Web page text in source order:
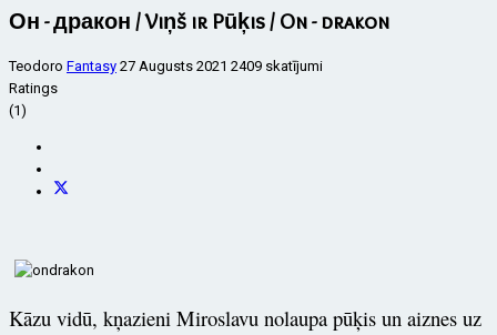
Он - дракон / Viņš ir Pūķis / On - drakon
Teodoro Fantasy 27 Augusts 2021 2409 skatījumi
Ratings
(1)
Kāzu vidū, kņazieni Miroslavu nolaupa pūķis un aiznes uz